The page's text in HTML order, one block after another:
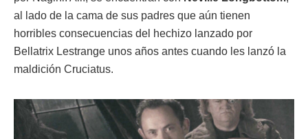
al lado de la cama de sus padres que aún tienen
horribles consecuencias del hechizo lanzado por
Bellatrix Lestrange unos años antes cuando les lanzó la
maldición Cruciatus.